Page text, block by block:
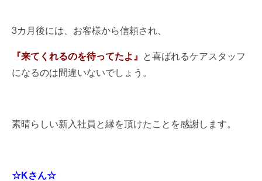
3カ月後には、お客様から信頼され、
『来てくれるのを待ってたよ』
と喜ばれるケアスタッフ
になるのは間違いないでしょう。
素晴らしい新入社員と縁を頂けたことを感謝します。
☆Kさん☆